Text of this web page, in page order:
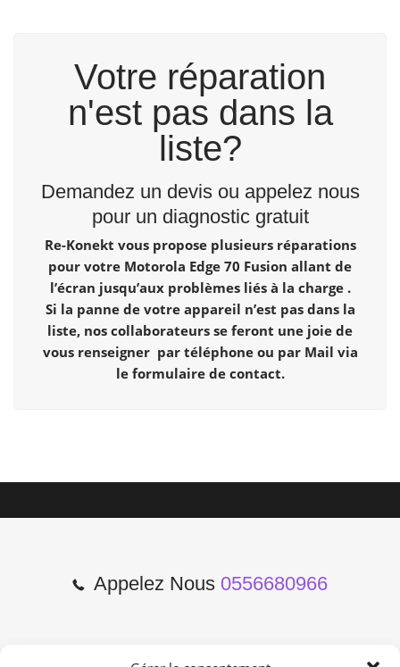
Votre réparation
n'est pas dans la
liste?
Demandez un devis ou appelez nous
pour un diagnostic gratuit
Re-Konekt vous propose plusieurs réparations
pour votre Motorola Edge 70 Fusion allant de
l’écran jusqu’aux problèmes liés à la charge .
Si la panne de votre appareil n’est pas dans la
liste, nos collaborateurs se feront une joie de
vous renseigner par téléphone ou par Mail via
le formulaire de contact.
Appelez Nous 0556680966